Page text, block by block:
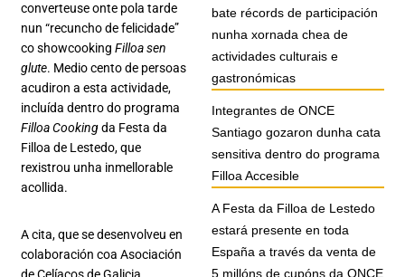
converteuse onte pola tarde
nun “recuncho de felicidade”
co showcookingFilloa sen
glute. Medio cento de persoas
acudiron a esta actividade,
incluída dentro do programa
Filloa Cookingda Festa da
Filloa de Lestedo, que
rexistrou unha inmellorable
acollida.
A cita, que se desenvolveu en
colaboración coa Asociación
bate récords de participación
nunha xornada chea de
actividades culturais e
gastronómicas
Integrantes de ONCE
Santiago gozaron dunha cata
sensitiva dentro do programa
Filloa Accesible
A Festa da Filloa de Lestedo
estará presente en toda
España a través da venta de
5 millóns de cupóns da ONCE